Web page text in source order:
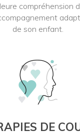
compréhension
de son enfant.
DE